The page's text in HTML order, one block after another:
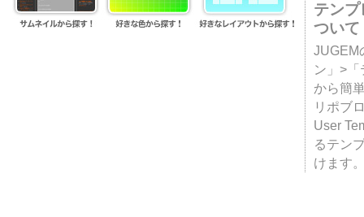
テン
ついて
JUGEM
ン」>
から簡
リポブ
User
るテン
けます